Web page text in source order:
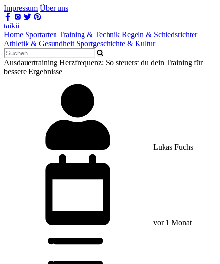
Impressum Über uns
taikii
Home Sportarten Training & Technik Regeln & Schiedsrichter
Athletik & Gesundheit Sportgeschichte & Kultur
Ausdauertraining Herzfrequenz: So steuerst du dein Training für
bessere Ergebnisse
Lukas Fuchs
vor 1 Monat